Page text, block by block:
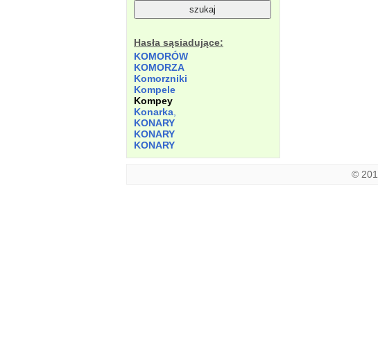
Hasła sąsiadujące:
KOMORÓW
KOMORZA
Komorzniki
Kompele
Kompey
Konarka
KONARY
KONARY
KONARY
©